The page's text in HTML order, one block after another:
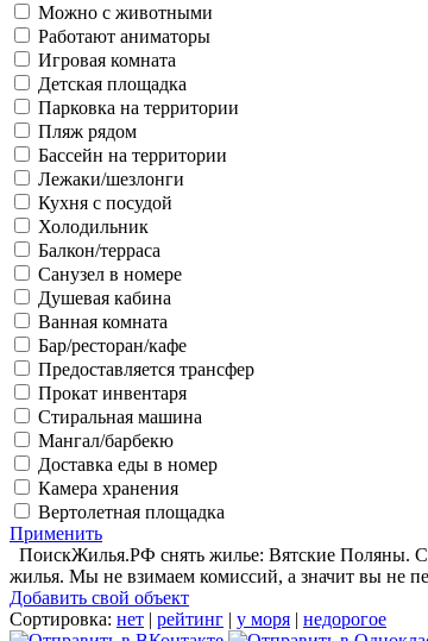
Можно с животными
Работают аниматоры
Игровая комната
Детская площадка
Парковка на территории
Пляж рядом
Бассейн на территории
Лежаки/шезлонги
Кухня с посудой
Холодильник
Балкон/терраса
Санузел в номере
Душевая кабина
Ванная комната
Бар/ресторан/кафе
Предоставляется трансфер
Прокат инвентаря
Стиральная машина
Мангал/барбекю
Доставка еды в номер
Камера хранения
Вертолетная площадка
Применить
ПоискЖилья.РФ снять жилье: Вятские Поляны.
жилья. Мы не взимаем комиссий, а значит вы не
Добавить свой объект
Сортировка: нет | рейтинг | у моря | недорогое